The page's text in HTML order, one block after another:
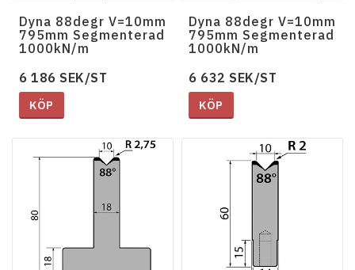
Dyna 88degr V=10mm
795mm Segmenterad
1000kN/m
6 186 SEK/ST
KÖP
Dyna 88degr V=10mm
795mm Segmenterad
1000kN/m
6 632 SEK/ST
KÖP